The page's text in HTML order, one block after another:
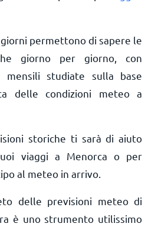
permettono di sapere le
giorno per giorno, con
mensili studiate sulla base
delle condizioni meteo a
storiche ti sarà di aiuto
viaggi a Menorca o per
al meteo in arrivo.
delle previsioni meteo di
è uno strumento utilissimo